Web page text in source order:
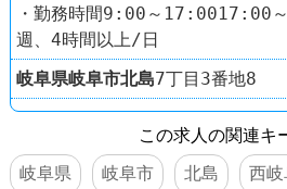
・勤務時間9:00～17:0017:00
週、4時間以上/日
岐阜県岐阜市北島7丁目3番地8
この求人の関連キ
岐阜県
岐阜市 北島 西